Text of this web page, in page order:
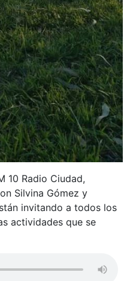
10 Radio Ciudad,
Silvina Gómez y
invitando a todos los
actividades que se